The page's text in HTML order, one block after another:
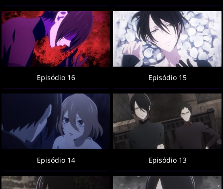
Episódio 16 Episódio 15
Episódio 14 Episódio 13